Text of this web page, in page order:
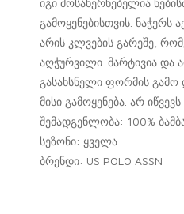
იგი მოსახერხებელია
გამოყენებისთვის. ნაჭერს
არის კლვების გარეშე,
აღჭურვილი. მარტივია და
გასახსნელი ფორმის გამო
მისი გამოყენება. არ
შემადგენლობა: 100%
სეზონი: ყველა
ბრენდი: US POLO ASSN